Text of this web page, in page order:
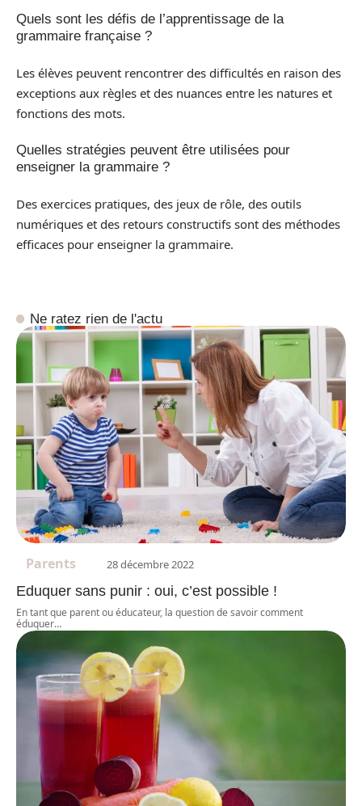
Quels sont les défis de l’apprentissage de la
grammaire française ?
Les élèves peuvent rencontrer des difficultés en raison des
exceptions aux règles et des nuances entre les natures et
fonctions des mots.
Quelles stratégies peuvent être utilisées pour
enseigner la grammaire ?
Des exercices pratiques, des jeux de rôle, des outils
numériques et des retours constructifs sont des méthodes
efficaces pour enseigner la grammaire.
Ne ratez rien de l'actu
Parents 28 décembre 2022
Eduquer sans punir : oui, c’est possible !
En tant que parent ou éducateur, la question de savoir comment
éduquer…